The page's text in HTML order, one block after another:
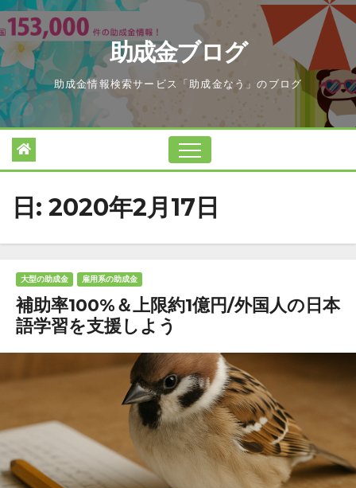
Skip
to
content
助成金ブログ
助成金情報検索サービス「助成金なう」のブログ
日: 2020年2月17日
大型の助成金 雇用系の助成金
補助率100%＆上限約1億円/外国人の日本
語学習を支援しよう